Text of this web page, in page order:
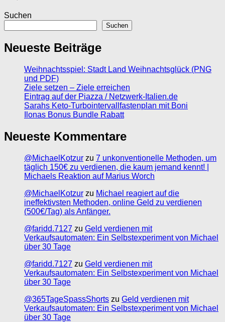
Suchen
Suchen
Neueste Beiträge
Weihnachtsspiel: Stadt Land Weihnachtsglück (PNG
und PDF)
Ziele setzen – Ziele erreichen
Eintrag auf der Piazza / Netzwerk-Italien.de
Sarahs Keto-Turbointervallfastenplan mit Boni
Ilonas Bonus Bundle Rabatt
Neueste Kommentare
@MichaelKotzur zu 7 unkonventionelle Methoden, um
täglich 150€ zu verdienen, die kaum jemand kennt! |
Michaels Reaktion auf Marius Worch
@MichaelKotzur zu Michael reagiert auf die
ineffektivsten Methoden, online Geld zu verdienen
(500€/Tag) als Anfänger.
@faridd.7127 zu Geld verdienen mit
Verkaufsautomaten: Ein Selbstexperiment von Michael
über 30 Tage
@faridd.7127 zu Geld verdienen mit
Verkaufsautomaten: Ein Selbstexperiment von Michael
über 30 Tage
@365TageSpassShorts zu Geld verdienen mit
Verkaufsautomaten: Ein Selbstexperiment von Michael
über 30 Tage